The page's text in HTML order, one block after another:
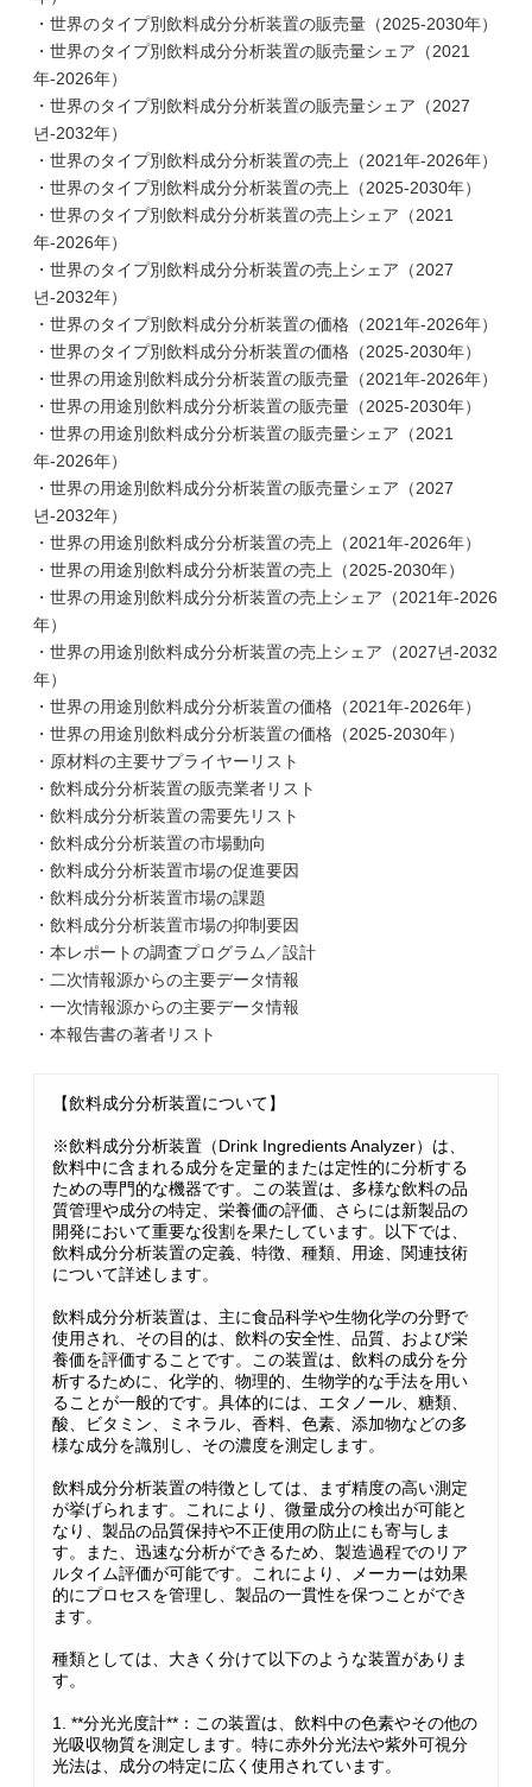
・世界のタイプ別飲料成分分析装置の販売量（2025-2030年）
・世界のタイプ別飲料成分分析装置の販売量シェア（2021
年-2026年）
・世界のタイプ別飲料成分分析装置の販売量シェア（2027
년-2032年）
・世界のタイプ別飲料成分分析装置の売上（2021年-2026年）
・世界のタイプ別飲料成分分析装置の売上（2025-2030年）
・世界のタイプ別飲料成分分析装置の売上シェア（2021
年-2026年）
・世界のタイプ別飲料成分分析装置の売上シェア（2027
년-2032年）
・世界のタイプ別飲料成分分析装置の価格（2021年-2026年）
・世界のタイプ別飲料成分分析装置の価格（2025-2030年）
・世界の用途別飲料成分分析装置の販売量（2021年-2026年）
・世界の用途別飲料成分分析装置の販売量（2025-2030年）
・世界の用途別飲料成分分析装置の販売量シェア（2021
年-2026年）
・世界の用途別飲料成分分析装置の販売量シェア（2027
년-2032年）
・世界の用途別飲料成分分析装置の売上（2021年-2026年）
・世界の用途別飲料成分分析装置の売上（2025-2030年）
・世界の用途別飲料成分分析装置の売上シェア（2021年-2026
年）
・世界の用途別飲料成分分析装置の売上シェア（2027년-2032
年）
・世界の用途別飲料成分分析装置の価格（2021年-2026年）
・世界の用途別飲料成分分析装置の価格（2025-2030年）
・原材料の主要サプライヤーリスト
・飲料成分分析装置の販売業者リスト
・飲料成分分析装置の需要先リスト
・飲料成分分析装置の市場動向
・飲料成分分析装置市場の促進要因
・飲料成分分析装置市場の課題
・飲料成分分析装置市場の抑制要因
・本レポートの調査プログラム／設計
・二次情報源からの主要データ情報
・一次情報源からの主要データ情報
・本報告書の著者リスト
【飲料成分分析装置について】
※飲料成分分析装置（Drink Ingredients Analyzer）は、
飲料中に含まれる成分を定量的または定性的に分析する
ための専門的な機器です。この装置は、多様な飲料の品
質管理や成分の特定、栄養価の評価、さらには新製品の
開発において重要な役割を果たしています。以下では、
飲料成分分析装置の定義、特徴、種類、用途、関連技術
について詳述します。
飲料成分分析装置は、主に食品科学や生物化学の分野で
使用され、その目的は、飲料の安全性、品質、および栄
養価を評価することです。この装置は、飲料の成分を分
析するために、化学的、物理的、生物学的な手法を用い
ることが一般的です。具体的には、エタノール、糖類、
酸、ビタミン、ミネラル、香料、色素、添加物などの多
様な成分を識別し、その濃度を測定します。
飲料成分分析装置の特徴としては、まず精度の高い測定
が挙げられます。これにより、微量成分の検出が可能と
なり、製品の品質保持や不正使用の防止にも寄与しま
す。また、迅速な分析ができるため、製造過程でのリア
ルタイム評価が可能です。これにより、メーカーは効果
的にプロセスを管理し、製品の一貫性を保つことができ
ます。
種類としては、大きく分けて以下のような装置がありま
す。
1. **分光光度計**：この装置は、飲料中の色素やその他の
光吸収物質を測定します。特に赤外分光法や紫外可視分
光法は、成分の特定に広く使用されています。